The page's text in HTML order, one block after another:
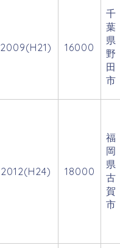
2009(H21) 16000
千
葉
県
野
田
市
2012(H24) 18000
福
岡
県
古
賀
市